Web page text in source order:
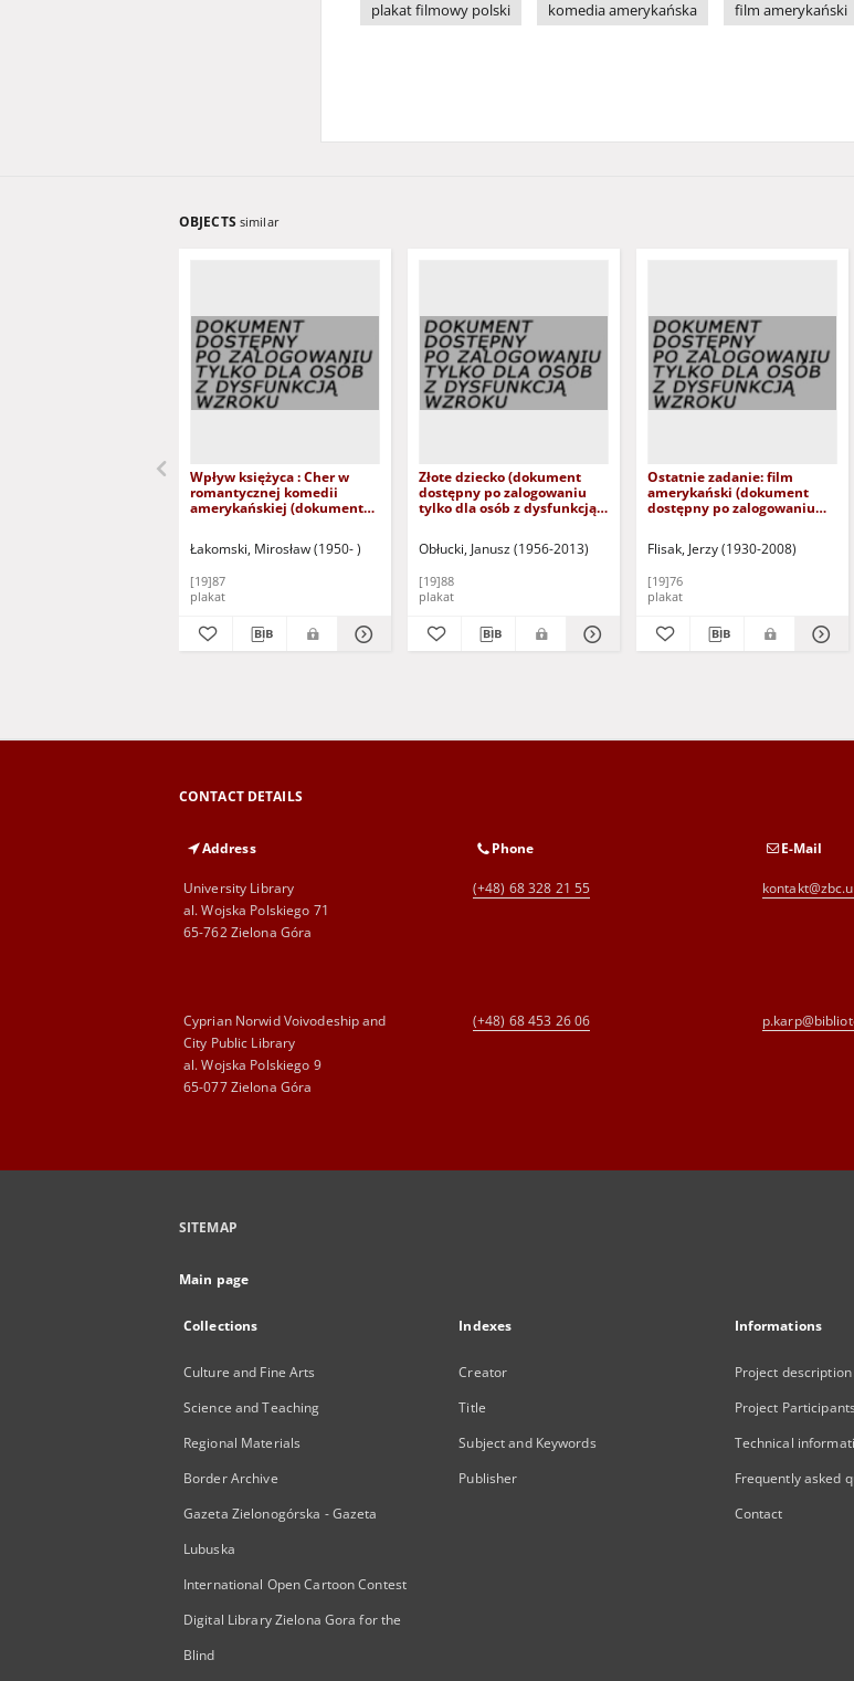
plakat filmowy polski
komedia amerykańska film amerykański
OBJECTS similar
Wpływ księżyca : Cher w
romantycznej komedii
amerykańskiej (dokument
wzroku)
Łakomski, Mirosław (1950- )
[19]87
plakat
Złote dziecko (dokument
dostępny po zalogowaniu
tylko dla osób z dysfunkcją
Obłucki, Janusz (1956-2013)
[19]88
plakat
Ostatnie zadanie: film
amerykański (dokument
dostępny po zalogowaniu
Flisak, Jerzy (1930-2008)
[19]76
plakat
CONTACT DETAILS
Address
University Library
al. Wojska Polskiego 71
65-762 Zielona Góra
Phone
(+48) 68 328 21 55
E-Mail
Cyprian Norwid Voivodeship and
City Public Library
al. Wojska Polskiego 9
65-077 Zielona Góra
(+48) 68 453 26 06
SITEMAP
Main page
Collections
Culture and Fine Arts
Science and Teaching
Regional Materials
Border Archive
Gazeta Zielonogórska - Gazeta
Lubuska
International Open Cartoon Contest
Digital Library Zielona Gora for the
Blind
Indexes
Creator
Title
Subject and Keywords
Publisher
Informations
Project description
Project Participants
Technical
Frequently asked
Contact